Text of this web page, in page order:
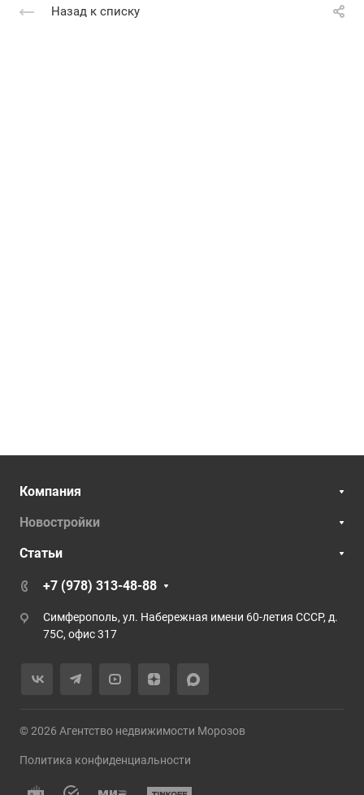
Назад к списку
Компания
Новостройки
Статьи
+7 (978) 313-48-88
Симферополь, ул. Набережная имени 60-летия СССР, д.
75С, офис 317
© 2026 Агентство недвижимости Морозов
Политика конфиденциальности